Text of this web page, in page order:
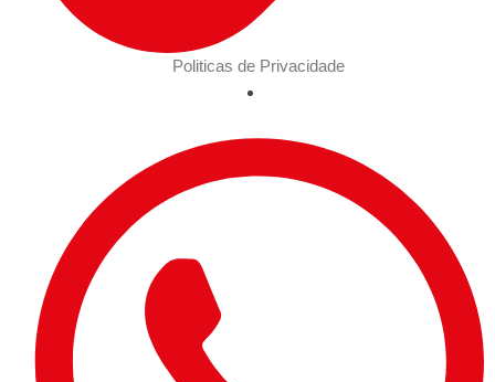
Politicas de Privacidade